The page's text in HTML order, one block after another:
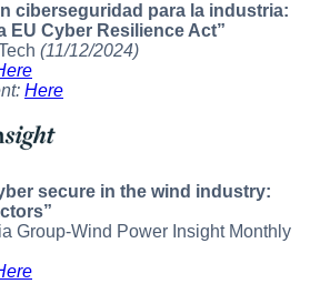
ciberseguridad para la industria:
EU Cyber Resilience Act”
(11/12/2024)
Here
secure in the wind industry:
Group-Wind Power Insight Monthly